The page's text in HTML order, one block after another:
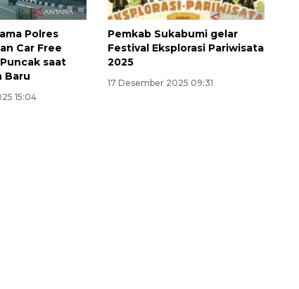
Polres
Car Free
saat
Baru
15:04
Pemkab Sukabumi gelar
Festival Eksplorasi Pariwisata
2025
17 Desember 2025 09:31